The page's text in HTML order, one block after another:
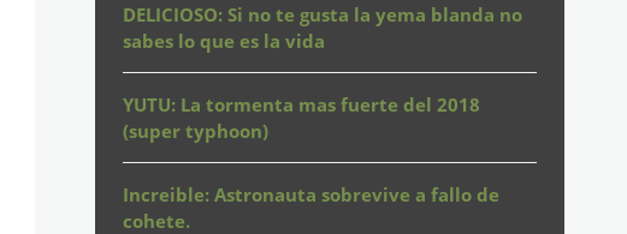
DELICIOSO: Si no te gusta la yema blanda no
sabes lo que es la vida
YUTU: La tormenta mas fuerte del 2018
(super typhoon)
Increible: Astronauta sobrevive a fallo de
cohete.